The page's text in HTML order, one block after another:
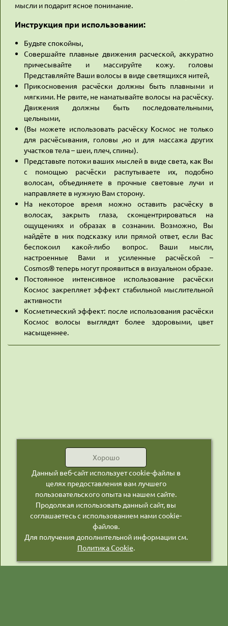
мысли и подарит ясное понимание.
Инструкция при использовании:
Будьте спокойны,
Совершайте плавные движения расческой, аккуратно
причесывайте и массируйте кожу. головы
Представляйте Ваши волосы в виде светящихся нитей,
Прикосновения расчёски должны быть плавными и
мягкими. Не рвите, не наматывайте волосы на расчёску.
Движения должны быть последовательными,
цельными,
(Вы можете использовать расчёску Космос не только
для расчёсывания, головы ,но и для массажа других
участков тела – шеи, плеч, спины).
Представьте потоки ваших мыслей в виде света, как Вы
с помощью расчёски распутываете их, подобно
волосам, объединяете в прочные световые лучи и
направляете в нужную Вам сторону.
На некоторое время можно оставить расчёску в
волосах, закрыть глаза, сконцентрироваться на
ощущениях и образах в сознании. Возможно, Вы
найдёте в них подсказку или прямой ответ, если Вас
беспокоил какой-либо вопрос. Ваши мысли,
настроенные Вами и усиленные расчёской –
Cosmos® теперь могут проявиться в визуальном образе.
Постоянное интенсивное использование расчёски
Космос закрепляет эффект стабильной мыслительной
активности
Косметический эффект: после использования расчёски
Космос волосы выглядят более здоровыми, цвет
насыщеннее.
Хорошо
Данный веб-сайт использует cookie-файлы в
целях предоставления вам лучшего
пользовательского опыта на нашем сайте.
Продолжая использовать данный сайт, вы
соглашаетесь с использованием нами cookie-
файлов.
Для получения дополнительной информации см.
Политика Cookie.